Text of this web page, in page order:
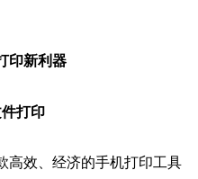
印新利器
高效、经济的手机打印工具